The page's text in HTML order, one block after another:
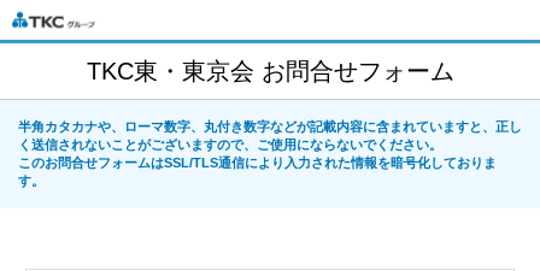
TKC東・東京会 お問合せフォーム
半角カタカナや、ローマ数字、丸付き数字などが記載内容に含まれていますと、正し
く送信されないことがございますので、ご使用にならないでください。
このお問合せフォームはSSL/TLS通信により入力された情報を暗号化しておりま
す。